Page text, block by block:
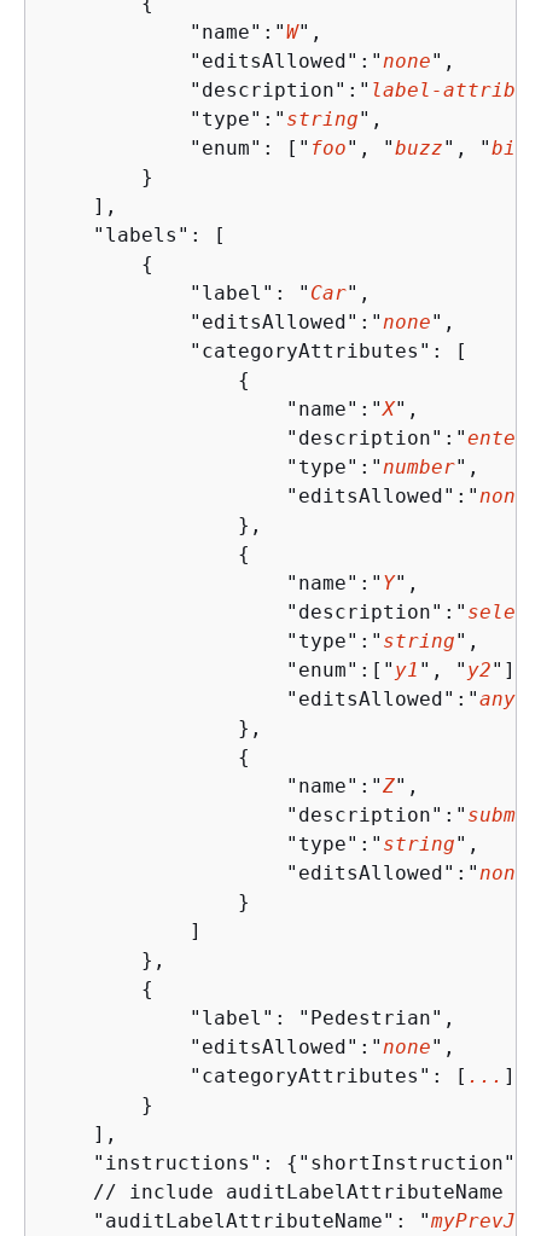
            "name":"
W",
            "editsAllowed":"
none",
            "description":"
label-
            "type":"
string",
            "enum": ["
foo", "buzz", "biz
        }
    ],
    "labels": [
{
            "label": "
Car",
            "editsAllowed":"
none",
            "categoryAttributes": [
{
                    "name":"
X",
                    "description":"
enter
                    "type":"
number",
                    "editsAllowed":"
none
                },
{
                    "name":"
Y",
                    "description":"
                    "type":"
string",
                    "enum":["
y1 ", " y2"],
                    "editsAllowed":"
any
                },
{
                    "name":"
Z",
                    "description":"
                    "type":"
string",
                    "editsAllowed":"
none
                }
            ]
        },
{
            "label": "Pedestrian",
            "editsAllowed":"
none",
            "categoryAttributes": [
... ]
        }
    ],
    "instructions":
{ "shortInstruction":"
// include auditLabelAttributeName
    "auditLabelAttributeName": "